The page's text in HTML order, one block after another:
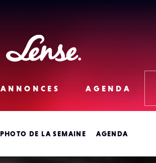
Lense
ANNONCES AGENDA
PHOTO DE LA SEMAINE AGENDA